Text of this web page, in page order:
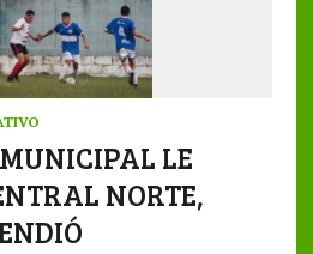
LE
NORTE,